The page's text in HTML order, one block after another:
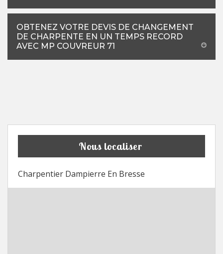
OBTENEZ VOTRE DEVIS DE CHANGEMENT
DE CHARPENTE EN UN TEMPS RECORD
AVEC MP COUVREUR 71
Nous localiser
Charpentier Dampierre En Bresse